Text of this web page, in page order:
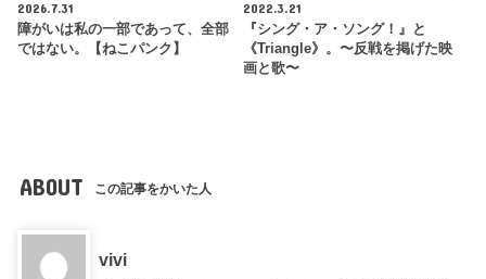
2026.7.31
障がいは私の一部であって、全部
ではない。【ねこパンク】
2022.3.21
『シング・ア・ソング！』と
《Triangle》。〜反戦を掲げた映
画と歌〜
ABOUT この記事をかいた人
vivi